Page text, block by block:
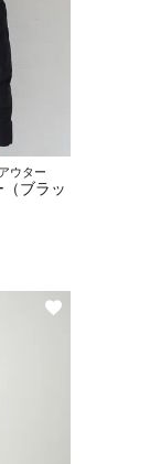
ウター
ブラッ